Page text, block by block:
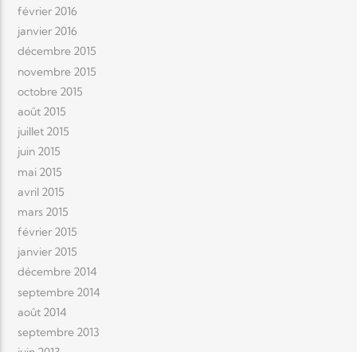
février 2016
janvier 2016
décembre 2015
novembre 2015
octobre 2015
août 2015
juillet 2015
juin 2015
mai 2015
avril 2015
mars 2015
février 2015
janvier 2015
décembre 2014
septembre 2014
août 2014
septembre 2013